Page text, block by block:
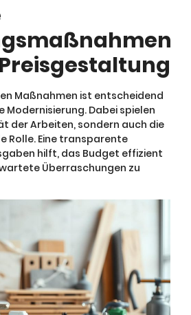
Maßnahmen ist entscheidend
Modernisierung. Dabei spielen
der Arbeiten, sondern auch die
Rolle. Eine transparente
hilft, das Budget effizient
Überraschungen zu